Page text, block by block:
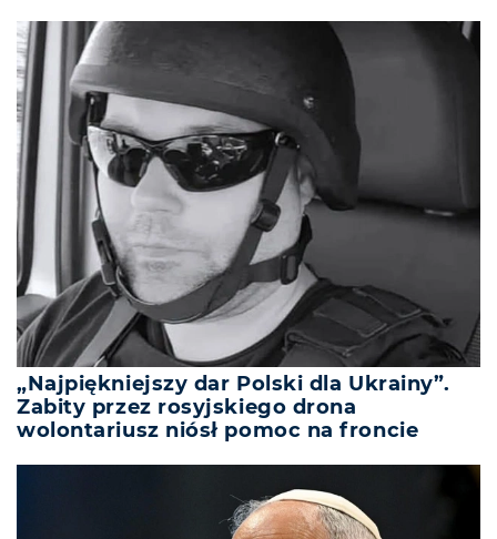
„Najpiękniejszy dar Polski dla Ukrainy”.
Zabity przez rosyjskiego drona
wolontariusz niósł pomoc na froncie